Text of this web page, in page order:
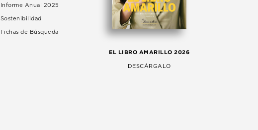
Informe Anual 2025
Sostenibilidad
Fichas de Búsqueda
EL LIBRO AMARILLO 2026
DESCÁRGALO